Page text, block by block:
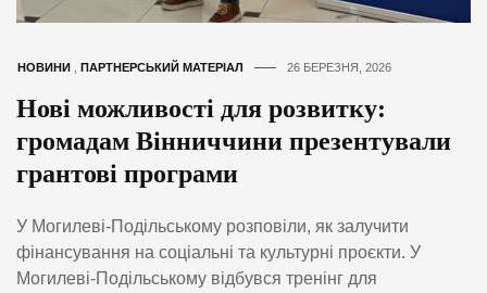
НОВИНИ ПАРТНЕРСЬКИЙ МАТЕРІАЛ 26 БЕРЕЗНЯ, 2026
Нові можливості для розвитку:
громадам Вінниччини презентували
грантові програми
У Могилеві-Подільському розповіли, як залучити
фінансування на соціальні та культурні проєкти. У
Могилеві-Подільському відбувся тренінг для